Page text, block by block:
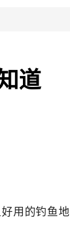
道
用的钓鱼地